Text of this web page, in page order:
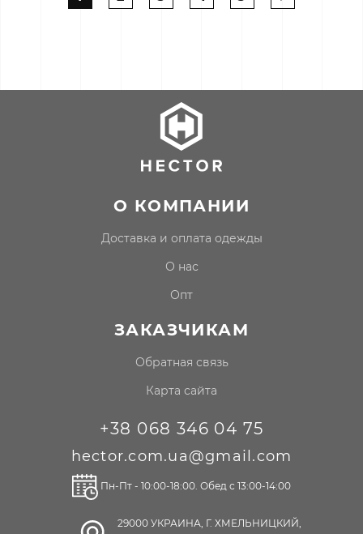
О КОМПАНИИ
доставка и оплата одежды
о нас
опт
ЗАКАЗЧИКАМ
Обратная связь
Карта сайта
+38 068 346 04 75
hector.com.ua@gmail.com
Пн-Пт - 10:00-18:00. Обед с 13:00-14:00
29000 УКРАИНА, Г. ХМЕЛЬНИЦКИЙ,